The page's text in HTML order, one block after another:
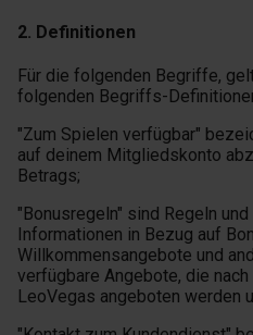
2. Definitionen
Für die folgenden Begriffe,
folgenden Begriffs-
"Zum Spielen verfügbar"
auf deinem Mitgliedskonto
Betrags;
"Bonusregeln" sind Regeln
Informationen in Bezug auf
Willkommensangebote und
verfügbare Angebote, die
LeoVegas angeboten werden